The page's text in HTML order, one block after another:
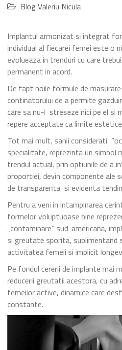
Blog Valeriu Nicula
Implantul armonizat si integrat
individual al fiecarei femei este o
evolueaza in trenduri cu care
permanent in acord.
De fapt noile formule de
continatorului de a permite
care sa nu-l streseze nici pe el si
repere acceptate ca limite
Tot mai mult, sanii considerati
specialitate, reprezinta un simbol
trendul actual, prin optiunile de a
proportiei, devin componente ale
de transparenta si evidenta
Pentru a veni in intampinarea
formelor voluptuoase bine
„contaminare” sud-americana,
si greutate sporita, suplimentand
activitatea femeii si implicit
Pe fondul cererii de implante mai
reducerii greutatii acestora, cu
femeilor active, dinamice care
constante.